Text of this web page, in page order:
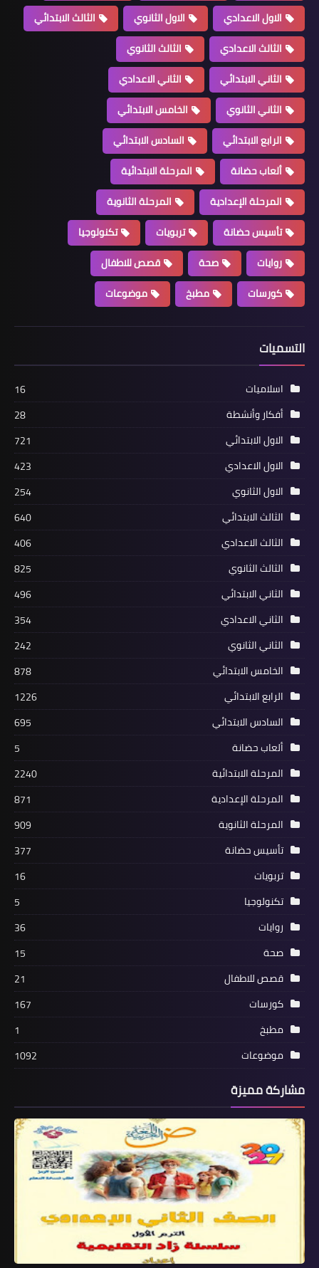
الاول الاعدادي
الاول الثانوي
الثالث الابتدائي
الثالث الاعدادي
الثالث الثانوي
الثاني الابتدائي
الثاني الاعدادي
الثاني الثانوي
الخامس الابتدائي
الرابع الابتدائي
السادس الابتدائي
ألعاب حضانة
المرحلة الابتدائية
المرحلة الإعدادية
المرحلة الثانوية
تأسيس حضانة
تربويات
تكنولوجيا
روايات
صحة
قصص للاطفال
كورسات
مطبخ موضوعات
التسميات
اسلاميات
16
أفكار وأنشطة
28
الاول الابتدائي
721
الاول الاعدادي
423
الاول الثانوي
254
الثالث الابتدائي
640
الثالث الاعدادي
406
الثالث الثانوي
825
الثاني الابتدائي
496
الثاني الاعدادي
354
الثاني الثانوي
242
الخامس الابتدائي
878
الرابع الابتدائي
1226
السادس الابتدائي
695
ألعاب حضانة
5
المرحلة الابتدائية
2240
المرحلة الإعدادية
871
المرحلة الثانوية
909
تأسيس حضانة
377
تربويات
16
تكنولوجيا
5
روايات
36
صحة
15
قصص للاطفال
21
كورسات
167
مطبخ
1
موضوعات
1092
مشاركة مميزة